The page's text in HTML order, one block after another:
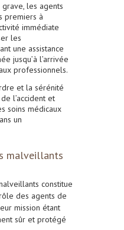
grave, les agents
premiers à
immédiate
les
une assistance
jusqu’à l’arrivée
professionnels.
et la sérénité
l’accident et
soins médicaux
un
malveillants
constitue
des agents de
mission étant
sûr et protégé